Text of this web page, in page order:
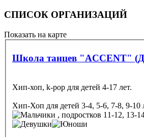
СПИСОК ОРГАНИЗАЦИЙ
Показать на карте
Школа танцев "ACCENT"
Хип-хоп, k-pop для детей 4-17 лет.
Хип-Хоп для детей 3-4, 5-6, 7-8, 9-10
, подростков 11-12, 13-